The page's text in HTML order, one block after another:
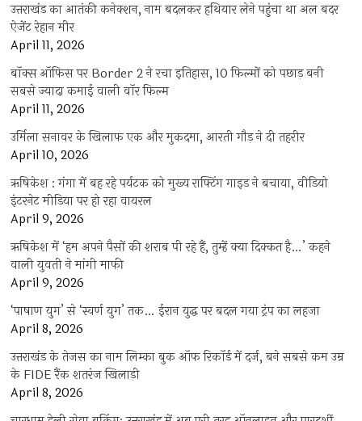
उत्तराखंड का आतंकी कनेक्शन, नाम बदलकर हथियार लेने पहुंचा था अल बदर
ऐजेंट रेहान मीर
April 11, 2026
बॉक्स ऑफिस पर Border 2 ने रचा इतिहास, 10 फिल्मों को पछाड़ बनी
सबसे ज्यादा कमाई वाली वॉर फिल्म
April 11, 2026
उर्मिला सनावर के खिलाफ एक और मुकदमा, आरती गौड़ ने दी तहरीर
April 10, 2026
ऋषिकेश : गंगा में बह रहे पर्यटक को मुख्य राफ्टिंग गाइड ने बचाया, वीडियो
इंटरनेट मीडिया पर हो रहा वायरल
April 9, 2026
ऋषिकेश में ‘हम अपने पैसों की शराब पी रहे हैं, तुम्हें क्या दिक्कत है…’ कहने
वाली युवती ने मांगी माफी
April 9, 2026
‘पाषाण युग’ से ‘स्वर्ण युग’ तक… ईरान युद्ध पर बदल गया ट्रंप का लहजा
April 8, 2026
उत्तराखंड के तेजस का नाम लिम्का बुक ऑफ रिकॉर्ड में दर्ज, बने सबसे कम उम्र
के FIDE रैंक शतरंज खिलाड़ी
April 8, 2026